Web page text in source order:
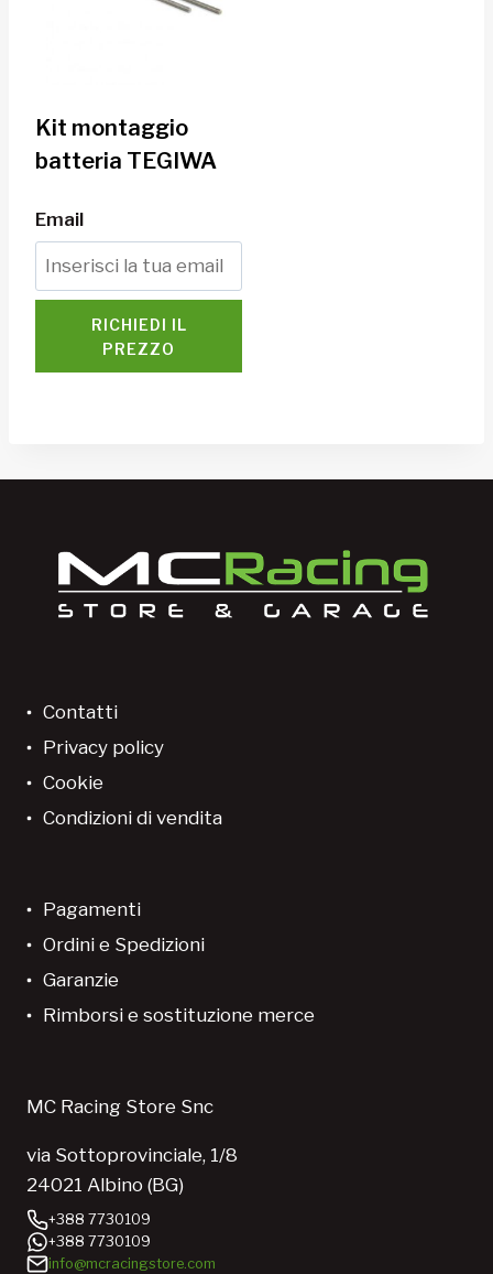
Kit montaggio
batteria TEGIWA
Email
RICHIEDI IL
PREZZO
Contatti
Privacy policy
Cookie
Condizioni di vendita
Pagamenti
Ordini e Spedizioni
Garanzie
Rimborsi e sostituzione merce
MC Racing Store Snc
via Sottoprovinciale, 1/8
24021 Albino (BG)
+388 7730109
+388 7730109
info@mcracingstore.com